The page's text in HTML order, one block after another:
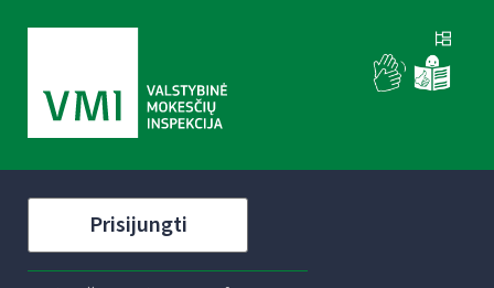
Prisijungti